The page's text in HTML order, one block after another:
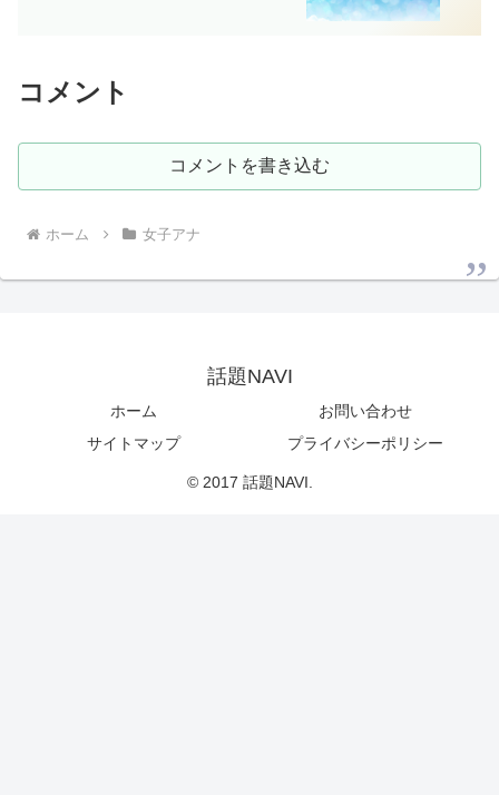
コメント
コメントを書き込む
ホーム 女子アナ
話題NAVI
ホーム
お問い合わせ
サイトマップ
プライバシーポリシー
© 2017 話題NAVI.